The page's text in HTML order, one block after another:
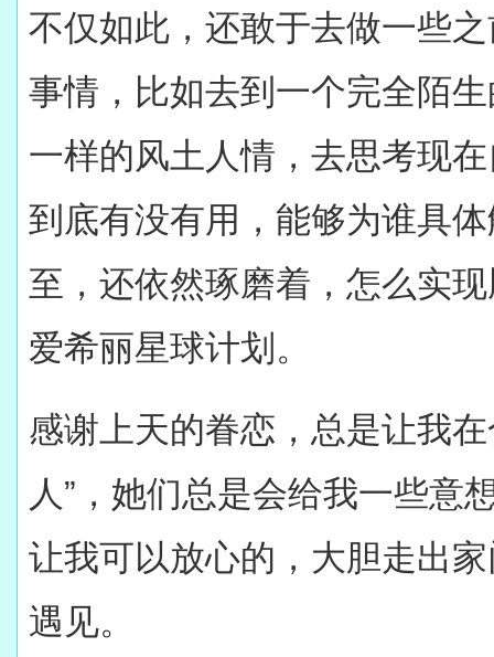
不仅如此，还敢于去做一些
事情，比如去到一个完全陌
一样的风土人情，去思考现
到底有没有用，能够为谁具
至，还依然琢磨着，怎么实
爱希丽星球计划。
感谢上天的眷恋，总是让我
人”，她们总是会给我一些意
让我可以放心的，大胆走出
遇见。